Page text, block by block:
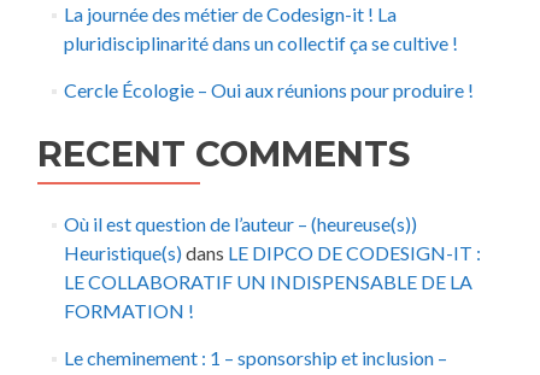
La journée des métier de Codesign-it ! La
pluridisciplinarité dans un collectif ça se cultive !
Cercle Écologie – Oui aux réunions pour produire !
RECENT COMMENTS
Où il est question de l’auteur – (heureuse(s))
Heuristique(s)dans LE DIPCO DE CODESIGN-IT :
LE COLLABORATIF UN INDISPENSABLE DE LA
FORMATION !
Le cheminement : 1 – sponsorship et inclusion –